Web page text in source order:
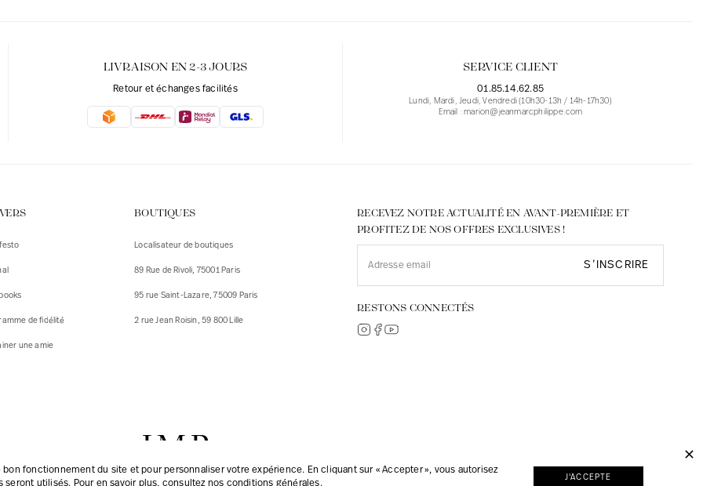
LIVRAISON EN 2-3 JOURS
Retour et échanges facilités
SERVICE CLIENT
01.85.14.62.85
Lundi, Mardi, Jeudi, Vendredi (10h30-13h / 14h-17h30)
Email : marion@jeanmarcphilippe.com
de fidélité
une amie
BOUTIQUES
Localisateur de boutiques
89 Rue de Rivoli, 75001 Paris
95 rue Saint-Lazare, 75009 Paris
2 rue Jean Roisin, 59 800 Lille
RECEVEZ NOTRE ACTUALITÉ EN AVANT-PREMIÈRE ET
PROFITEZ DE NOS OFFRES EXCLUSIVES !
S’INSCRIRE
RESTONS CONNECTÉS
fonctionnement du site et pour personnaliser votre expérience. En cliquant sur « Accepter », vous autorisez
utilisés. Pour en savoir plus, consultez nos conditions générales.
J'ACCEPTE